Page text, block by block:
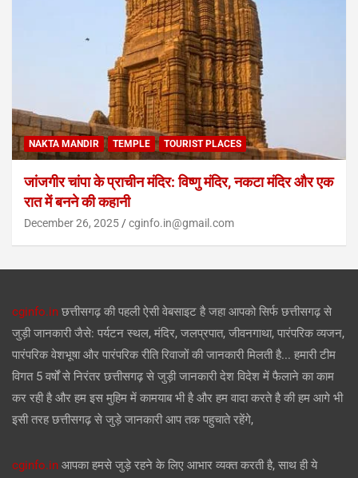
NAKTA MANDIR TEMPLE TOURIST PLACES
जांजगीर चांपा के प्राचीन मंदिर: विष्णु मंदिर, नकटा मंदिर और एक
रात में बनने की कहानी
December 26, 2025 cginfo.in@gmail.com
cginfo.in छत्तीसगढ़ की पहली ऐसी वेबसाइट है जहा आपको सिर्फ छत्तीसगढ़ से
जुड़ी जानकारी जैसे: पर्यटन स्थल, मंदिर, जलप्रपात, जीवनगाथा, पारंपरिक व्यजन,
पारंपरिक वेशभूषा और पारंपरिक रीति रिवाजों की जानकारी मिलती है... हमारी टीम
विगत 5 वर्षों से निरंतर छत्तीसगढ़ से जुड़ी जानकारी देश विदेश में फैलाने का काम
कर रही है और हम इस मुहिम में कामयाब भी है और हम वादा करते है की हम आगे भी
इसी तरह छत्तीसगढ़ से जुड़े जानकारी आप तक पहुचाते रहेंगे,
cginfo.in आपका हमसे जुड़े रहने के लिए आभार व्यक्त करती है, साथ ही ये